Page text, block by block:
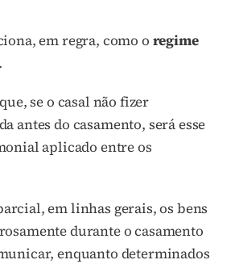
em regra, como o regime
se o casal não fizer
antes do casamento, será esse
aplicado entre os
em linhas gerais, os bens
durante o casamento
enquanto determinados